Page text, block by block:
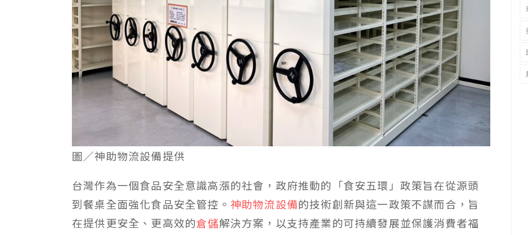
圖／神助物流設備提供
台灣作為一個食品安全意識高漲的社會，政府推動的「食安五環」政策旨在從源頭
到餐桌全面強化食品安全管控。 神助物流設備的技術創新與這一政策不謀而合，旨
在提供更安全、更高效的倉儲解決方案，以支持產業的可持續發展並保護消費者福